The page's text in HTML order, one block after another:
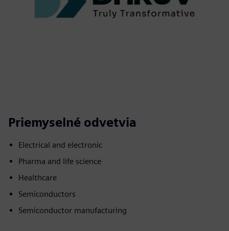
Priemyselné odvetvia
Electrical and electronic
Pharma and life science
Healthcare
Semiconductors
Semiconductor manufacturing